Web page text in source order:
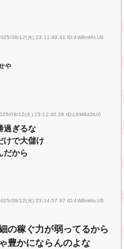
08/12(火) 23:11:49.41 ID:4W8mfAcU0
や
08/12(火) 23:12:40.28 ID:L8M4d3IU0
過ぎるな
けで大儲け
だから
08/12(火) 23:14:57.97 ID:4W8mfAcU0
の稼ぐ力が弱ってるから
豊かにならんのよな